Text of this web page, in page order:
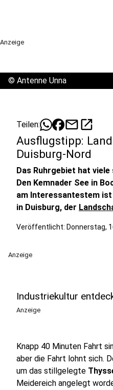
Anzeige
© Antenne Unna
Teilen: mailopen_in_new
Ausflugstipp:
Duisburg-Nord
Das Ruhrgebiet hat viele
Den Kemnader See in
am Interessantestem
in Duisburg, der
Veröffentlicht: Donnerstag,
Anzeige
Industriekultur
Anzeige
Knapp 40 Minuten Fahrt
aber die Fahrt lohnt sich.
um das stillgelegte
Meidereich angelegt